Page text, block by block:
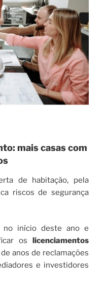
mais casas com
de habitação, pela
riscos de segurança
início deste ano e
os licenciamentos
anos de reclamações
e investidores